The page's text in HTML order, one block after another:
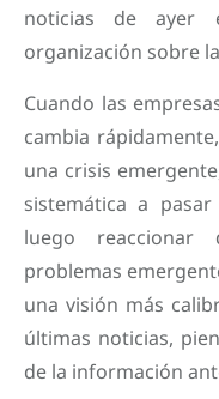
noticias de ayer
organización sobre
Cuando las
cambia
una crisis
sistemática a
luego
problemas
una visión más
últimas noticias,
de la información